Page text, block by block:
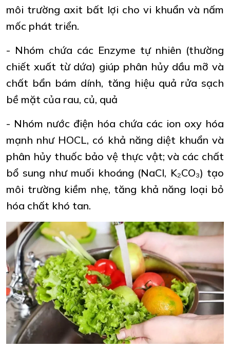
môi trường axit bất lợi cho vi khuẩn và nấm
mốc phát triển.
- Nhóm chứa các Enzyme tự nhiên (thường
chiết xuất từ dứa) giúp phân hủy dầu mỡ và
chất bẩn bám dính, tăng hiệu quả rửa sạch
bề mặt của rau, củ, quả
- Nhóm nước điện hóa chứa các ion oxy hóa
mạnh như HOCL, có khả năng diệt khuẩn và
phân hủy thuốc bảo vệ thực vật; và các chất
bổ sung như muối khoáng (NaCl, K₂CO₃) tạo
môi trường kiềm nhẹ, tăng khả năng loại bỏ
hóa chất khó tan.